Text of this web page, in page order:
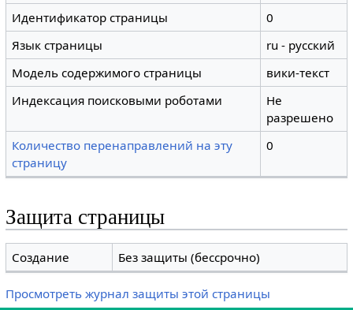
Идентификатор страницы
0
Язык страницы
ru - русский
Модель содержимого страницы
вики-текст
Индексация поисковыми роботами
Не
разрешено
Количество перенаправлений на эту
страницу
0
Защита страницы
Создание Без защиты (бессрочно)
Просмотреть журнал защиты этой страницы